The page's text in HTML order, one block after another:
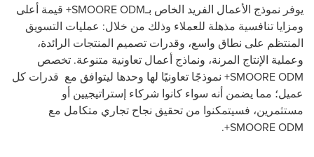
يوفر نموذج الأعمال الفريد الخاص بـSMOORE ODM+ قيمة أعلى
ومزايا تنافسية مذهلة للعملاء وذلك من خلال: عمليات التسويق
المنتظم على نطاق واسع، وقدرات تصميم المنتجات الرائدة،
وعملية الإنتاج المرنة، ونماذج أعمال تعاونية متنوعة. تخصص
SMOORE ODM+ نموذجًا تعاونيًا لها وحدها ليتوافق مع قدرات كل
عميل؛ مما يضمن أنه سواء كانوا شركاء إستراتيجيين أو
مستثمرين، فسيتمكنوا من تحقيق نجاح تجاري متكامل مع
SMOORE ODM+.